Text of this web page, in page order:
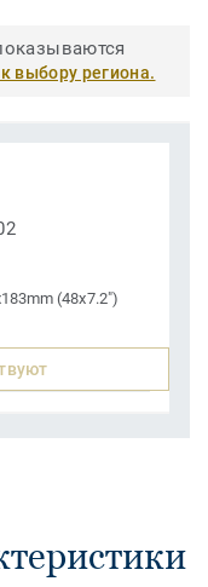
выбору региона.
(48x7.2")